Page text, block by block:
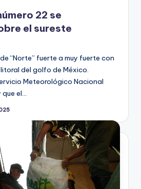
22 se
el sureste
“Norte” fuerte a muy fuerte con
del golfo de México.
Meteorológico Nacional
el…